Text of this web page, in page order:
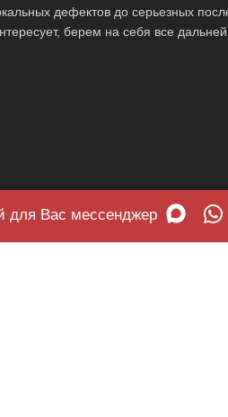
дефектов до серьезных
берем на себя все
для Вас мессенджер